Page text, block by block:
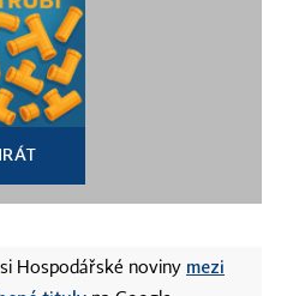
Hospodářské noviny mezi